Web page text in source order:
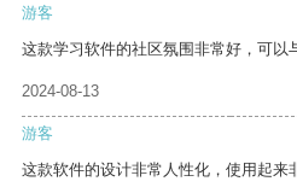
游客
这款学习软件的社区氛围非常好，可以
2024-08-13
游客
这款软件的设计非常人性化，使用起来